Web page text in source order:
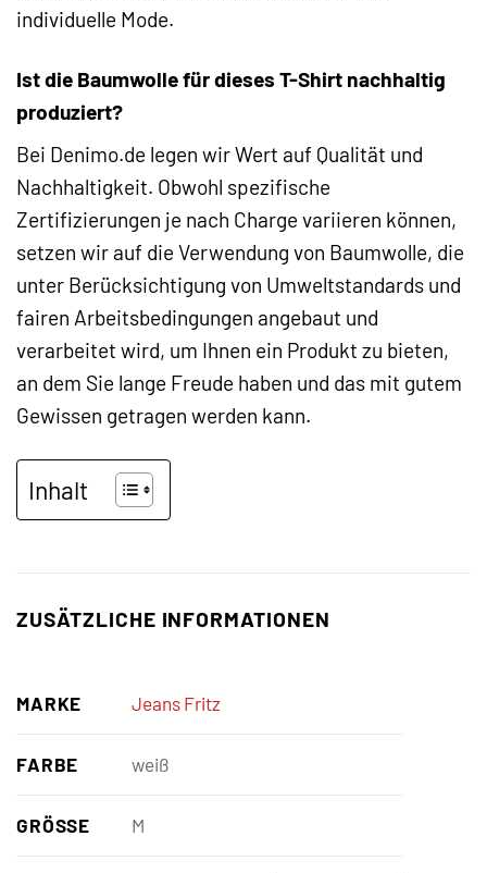
individuelle Mode.
Ist die Baumwolle für dieses T-Shirt nachhaltig
produziert?
Bei Denimo.de legen wir Wert auf Qualität und
Nachhaltigkeit. Obwohl spezifische
Zertifizierungen je nach Charge variieren können,
setzen wir auf die Verwendung von Baumwolle, die
unter Berücksichtigung von Umweltstandards und
fairen Arbeitsbedingungen angebaut und
verarbeitet wird, um Ihnen ein Produkt zu bieten,
an dem Sie lange Freude haben und das mit gutem
Gewissen getragen werden kann.
Inhalt
ZUSÄTZLICHE INFORMATIONEN
MARKE Jeans Fritz
FARBE weiß
GRÖSSE M